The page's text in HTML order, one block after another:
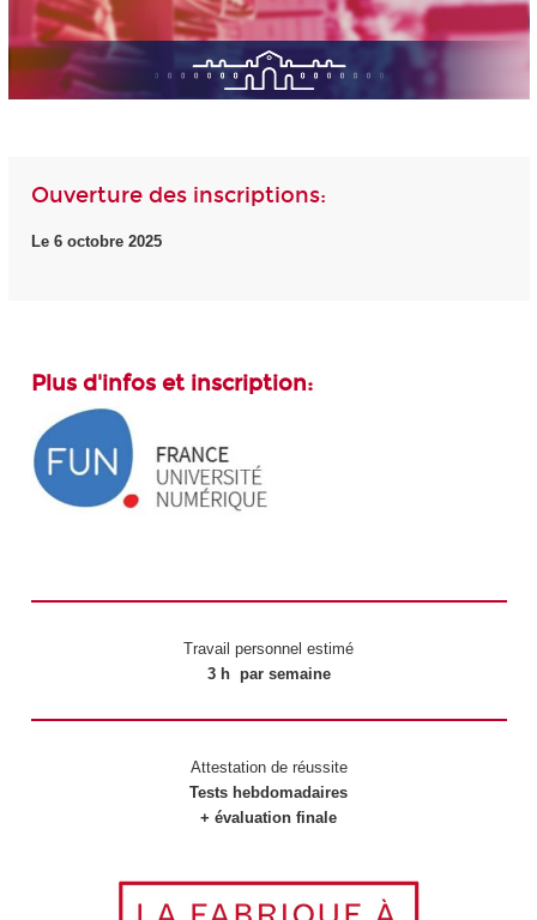
Ouverture des inscriptions:
Le 6 octobre 2025
Plus d'infos et inscription:
Travail personnel estimé
3 h par semaine
Attestation de réussite
Tests hebdomadaires
+ évaluation finale